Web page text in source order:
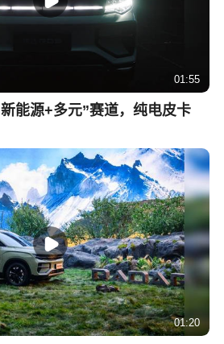
01:55
能源+多元”赛道，纯电皮卡
01:20